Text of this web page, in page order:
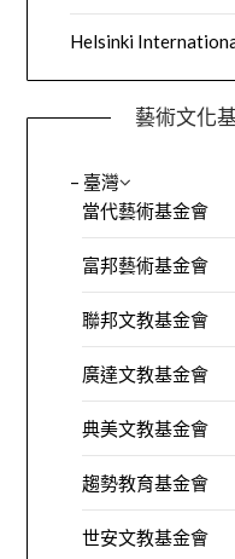
Helsinki
藝術文化
– 臺灣
當代藝術基金會
富邦藝術基金會
聯邦文教基金會
廣達文教基金會
典美文教基金會
趨勢教育基金會
世安文教基金會